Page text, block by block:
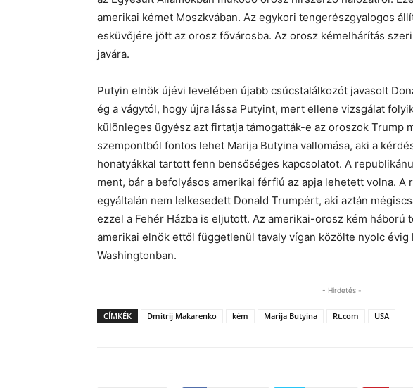
amerikai kémet Moszkvában. Az egykori tengerészgyalogos
esküvőjére jött az orosz fővárosba. Az orosz kémelhárítás
javára.
Putyin elnök újévi levelében újabb csúcstalálkozót javasolt
ég a vágytól, hogy újra lássa Putyint, mert ellene vizsgálat
különleges ügyész azt firtatja támogatták-e az oroszok Trump
szempontból fontos lehet Marija Butyina vallomása, aki a
honatyákkal tartott fenn bensőséges kapcsolatot. A
ment, bár a befolyásos amerikai férfiú az apja lehetett volna.
egyáltalán nem lelkesedett Donald Trumpért, aki aztán
ezzel a Fehér Házba is eljutott. Az amerikai-orosz kém
amerikai elnök ettől függetlenül tavaly vígan közölte nyolc évig
Washingtonban.
- Hirdetés -
CÍMKÉK Dmitrij Makarenko kém Marija Butyina Rt.com USA